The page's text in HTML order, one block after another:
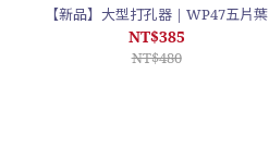
【新品】大型打孔器 | WP47五片葉
NT$385
NT$480